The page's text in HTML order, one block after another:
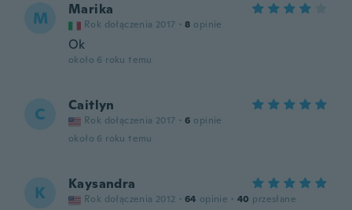
M Marika
Rok dołączenia 2017 · 8 opinie
Ok
około 6 roku temu
C Caitlyn
Rok dołączenia 2017 · 6 opinie
około 6 roku temu
K Kaysandra
Rok dołączenia 2012 · 64 opinie · 40 przesłane